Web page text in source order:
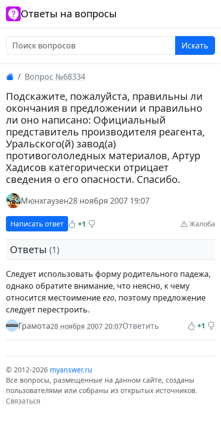
Ответы на вопросы
Искать
Вопрос №68334
Подскажите, пожалуйста, правильны ли
окончания в предложении и правильно
ли оно написано: Официальный
представитель производителя реагента,
Уральского(й) завод(а)
противогололедных материалов, Артур
Хадисов категорически отрицает
сведения о его опасности. Спасибо.
Мюнхгаузен28 ноября 2007 19:07
Написать ответ +1 Жалоба
Ответы (1)
Следует использовать форму родительного падежа,
однако обратите внимание, что неясно, к чему
относится местоимениеего, поэтому предложение
следует перестроить.
Грамота28 ноября 2007 20:07Ответить +1
© 2012-2026 myanswer.ru
Все вопросы, размещенные на данном сайте, созданы
пользователями или собраны из открытых источников.
Связаться